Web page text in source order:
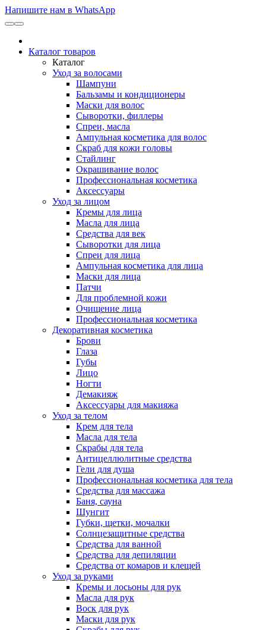
Напишите нам в WhatsApp
Каталог товаров
Каталог
Уход за волосами
Шампуни
Бальзамы и кондиционеры
Маски для волос
Сыворотки, филлеры
Спреи, масла
Ампульная косметика для волос
Скраб для кожи головы
Стайлинг
Окрашивание волос
Профессиональная косметика
Аксессуары
Уход за лицом
Кремы для лица
Масла для лица
Средства для век
Сыворотки для лица
Спреи для лица
Ампульная косметика для лица
Маски для лица
Патчи
Для проблемной кожи
Очищение лица
Профессиональная косметика
Декоративная косметика
Брови
Глаза
Губы
Лицо
Ногти
Демакияж
Аксессуары для макияжа
Уход за телом
Крем для тела
Масла для тела
Скрабы для тела
Антицеллюлитные средства
Гели для душа
Профессиональная косметика для тела
Средства для массажа
Баня, сауна
Шунгит
Губки, щетки, мочалки
Солнцезащитные средства
Средства для ванной
Средства для депиляции
Средства от комаров и клещей
Уход за руками
Кремы и лосьоны для рук
Масла для рук
Воск для рук
Маски для рук